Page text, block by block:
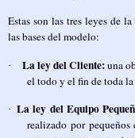
Estas son las tres leyes de
las bases del modelo:
· La ley del Cliente:una
el todo y el fin de toda
· La ley del Equipo
realizado por